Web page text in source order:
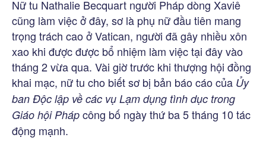
Nữ tu Nathalie Becquart người Pháp dòng Xaviê
cũng làm việc ở đây, sơ là phụ nữ đầu tiên mang
trọng trách cao ở Vatican, người đã gây nhiều xôn
xao khi được được bổ nhiệm làm việc tại đây vào
tháng 2 vừa qua. Vài giờ trước khi thượng hội đồng
khai mạc, nữ tu cho biết sơ bị bản báo cáo của Ủy
ban Độc lập về các vụ Lạm dụng tình dục trong
Giáo hội Pháp công bố ngày thứ ba 5 tháng 10 tác
động mạnh.